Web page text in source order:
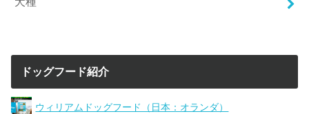
ドッグフード紹介
ウィリアムドッグフード（日本：オランダ）